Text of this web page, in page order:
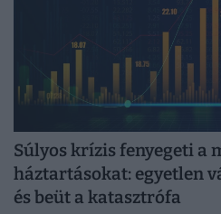
Súlyos krízis fenyegeti a
háztartásokat: egyetlen
és beüt a katasztrófa